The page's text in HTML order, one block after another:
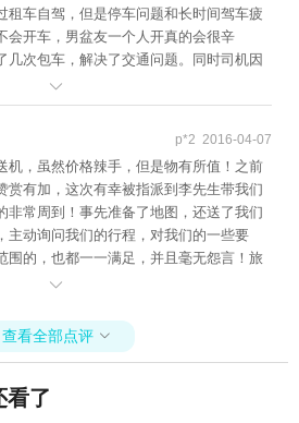
租车自驾，但是停车问题和长时间驾车疲
会开车，男盆友一个人开真的会很辛
几次包车，解决了交通问题。同时司机因
文化风俗，又为我们提供了导游服务，行
法体验的活动、美食。总的来说是一次非
箱贴，我们家的冰箱又有新的伙伴了哈哈

p*2 2016-04-07
机，虽然价格辣手，但是物有所值！之前
赏有加，这次有幸被指派到李先生带我们
非常周到！事先准备了地图，还送了我们
主动询问我们的行程，对我们的一些要
围的，也都一一满足，并且毫无怨言！旅
应我们要求预约日本当地的餐馆，总之真
帮忙提行李，我们晚点和送机时睡过头?，
有表现得不耐烦，京都包车那天的小锅盖
顾的！

查看全部点评 
看了